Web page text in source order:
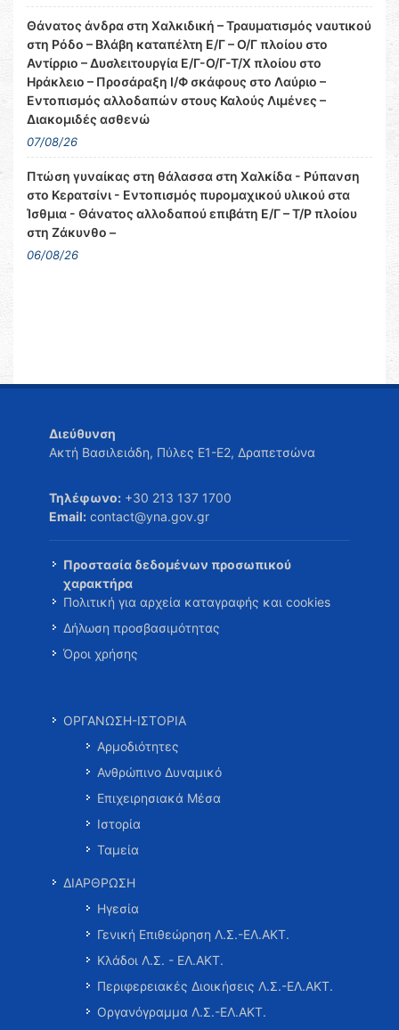
Θάνατος άνδρα στη Χαλκιδική – Τραυματισμός ναυτικού
στη Ρόδο – Βλάβη καταπέλτη Ε/Γ – Ο/Γ πλοίου στο
Αντίρριο – Δυσλειτουργία Ε/Γ-Ο/Γ-Τ/Χ πλοίου στο
Ηράκλειο – Προσάραξη Ι/Φ σκάφους στο Λαύριο –
Εντοπισμός αλλοδαπών στους Καλούς Λιμένες –
Διακομιδές ασθενώ
07/08/26
Πτώση γυναίκας στη θάλασσα στη Χαλκίδα - Ρύπανση
στο Κερατσίνι - Εντοπισμός πυρομαχικού υλικού στα
Ίσθμια - Θάνατος αλλοδαπού επιβάτη Ε/Γ – Τ/Ρ πλοίου
στη Ζάκυνθο –
06/08/26
Διεύθυνση
Ακτή Βασιλειάδη, Πύλες Ε1-Ε2, Δραπετσώνα
Τηλέφωνο: +30 213 137 1700
Email: contact@yna.gov.gr
Προστασία δεδομένων προσωπικού
χαρακτήρα
Πολιτική για αρχεία καταγραφής και cookies
Δήλωση προσβασιμότητας
Όροι χρήσης
ΟΡΓΑΝΩΣΗ-ΙΣΤΟΡΙΑ
Αρμοδιότητες
Ανθρώπινο Δυναμικό
Επιχειρησιακά Μέσα
Ιστορία
Ταμεία
ΔΙΑΡΘΡΩΣΗ
Ηγεσία
Γενική Επιθεώρηση Λ.Σ.-ΕΛ.ΑΚΤ.
Κλάδοι Λ.Σ. - ΕΛ.ΑΚΤ.
Περιφερειακές Διοικήσεις Λ.Σ.-ΕΛ.ΑΚΤ.
Οργανόγραμμα Λ.Σ.-ΕΛ.ΑΚΤ.